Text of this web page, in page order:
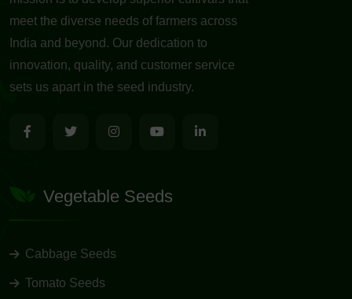
meet the diverse needs of farmers across
India and beyond. Our dedication to
innovation, quality, and customer service
sets us apart in the seed industry.
Vegetable Seeds
Cabbage Seeds
Tomato Seeds